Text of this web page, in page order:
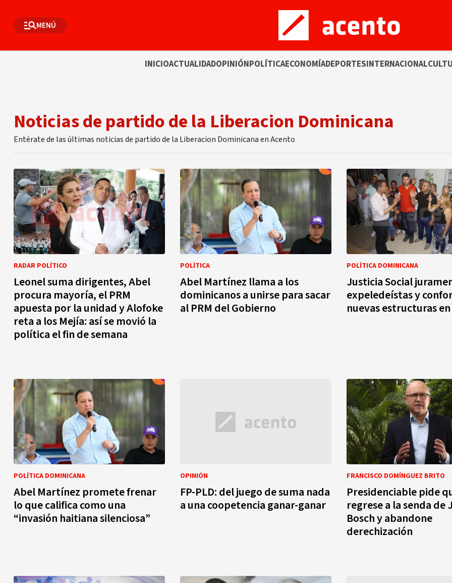
MENÚ
INICIOACTUALIDADOPINIÓNPOLÍTICAECONOMÍADEPORTESINTERNACIONAL
Noticias de partido de la Liberacion Dominicana
Entérate de las últimas noticias de partido de la Liberacion Dominicana en Acento
RADAR POLÍTICO
Leonel suma dirigentes, Abel
procura mayoría, el PRM
apuesta por la unidad y Alofoke
reta a los Mejía: así se movió la
política el fin de semana
POLÍTICA
Abel Martínez llama a los
dominicanos a unirse para sacar
al PRM del Gobierno
POLÍTICA DOMINICANA
Justicia Social
expeledeístas y
nuevas estructuras en
POLÍTICA DOMINICANA
Abel Martínez promete frenar
lo que califica como una
“invasión haitiana silenciosa”
OPINIÓN
FP-PLD: del juego de suma nada
a una coopetencia ganar-ganar
FRANCISCO DOMÍNGUEZ BRITO
Presidenciable pide
regrese a la senda de
Bosch y abandone
derechización